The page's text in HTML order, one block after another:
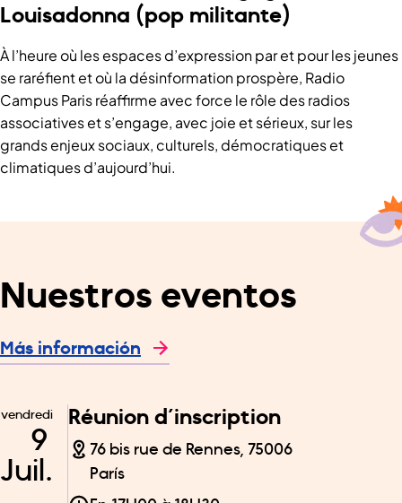
Louisadonna (pop militante)
À l’heure où les espaces d’expression par et pour les jeunes
se raréfient et où la désinformation prospère, Radio
Campus Paris réaffirme avec force le rôle des radios
associatives et s’engage, avec joie et sérieux, sur les
grands enjeux sociaux, culturels, démocratiques et
climatiques d’aujourd’hui.
Nuestros eventos
Más información
vendredi
9
Juil.
Réunion d’inscription
76 bis rue de Rennes, 75006
París